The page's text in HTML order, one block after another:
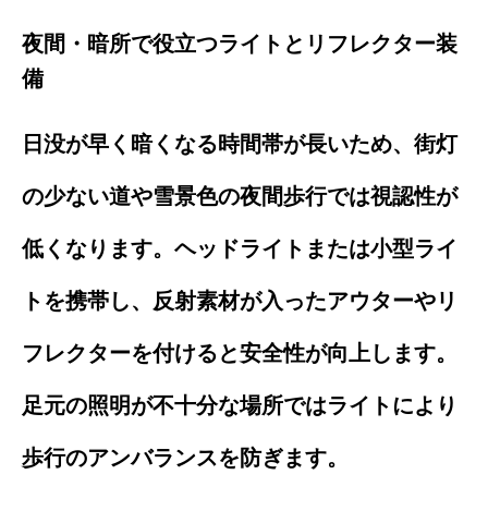
夜間・暗所で役立つライトとリフレクター装
備
日没が早く暗くなる時間帯が長いため、街灯
の少ない道や雪景色の夜間歩行では視認性が
低くなります。ヘッドライトまたは小型ライ
トを携帯し、反射素材が入ったアウターやリ
フレクターを付けると安全性が向上します。
足元の照明が不十分な場所ではライトにより
歩行のアンバランスを防ぎます。